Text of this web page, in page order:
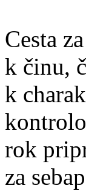
Cesta
k činu,
k
rok
za